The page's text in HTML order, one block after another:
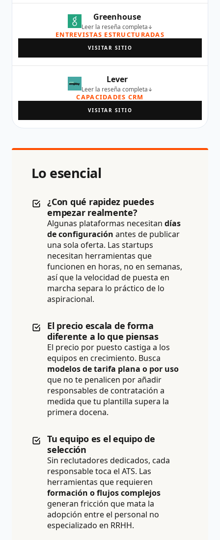
Greenhouse
Leer la reseña completa
ENTREVISTAS ESTRUCTURADAS
VISITAR SITIO
Lever
Leer la reseña completa
CAPACIDADES CRM
VISITAR SITIO
Lo esencial
¿Con qué rapidez puedes
empezar realmente?
Algunas plataformas necesitan días
de configuración antes de publicar
una sola oferta. Las startups
necesitan herramientas que
funcionen en horas, no en semanas,
así que la velocidad de puesta en
marcha separa lo práctico de lo
aspiracional.
El precio escala de forma
diferente a lo que piensas
El precio por puesto castiga a los
equipos en crecimiento. Busca
modelos de tarifa plana o por uso
que no te penalicen por añadir
responsables de contratación a
medida que tu plantilla supera la
primera docena.
Tu equipo es el equipo de
selección
Sin reclutadores dedicados, cada
responsable toca el ATS. Las
herramientas que requieren
formación o flujos complejos
generan fricción que mata la
adopción entre el personal no
especializado en RRHH.